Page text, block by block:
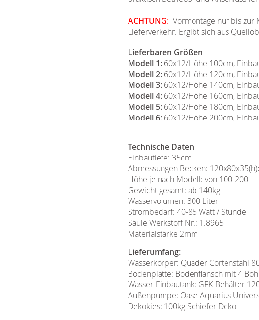
ACHTUNG: Vormontage nur bis zur
Lieferverkehr. Ergibt sich aus
Lieferbaren Größen
Modell 1: 60x12/Höhe 100cm,
Modell 2: 60x12/Höhe 120cm,
Modell 3: 60x12/Höhe 140cm,
Modell 4: 60x12/Höhe 160cm,
Modell 5: 60x12/Höhe 180cm,
Modell 6: 60x12/Höhe 200cm,
Technische Daten
Einbautiefe: 35cm
Abmessungen Becken:
Höhe je nach Modell: von 100-200
Gewicht gesamt: ab 140kg
Wasservolumen: 300 Liter
Strombedarf: 40-85 Watt / Stunde
Säule Werkstoff Nr.: 1.8965
Materialstärke 2mm
Lieferumfang:
Wasserkörper: Quader Cortenstahl
Bodenplatte: Bodenflansch mit 4
Wasser-Einbautank: GFK-Behälter
Außenpumpe: Oase Aquarius
Dekokies: 100kg Schiefer Deko